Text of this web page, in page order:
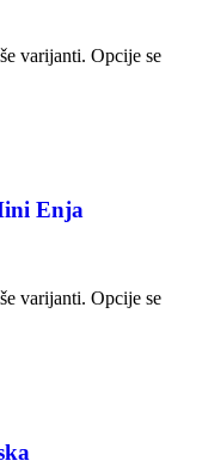
varijanti. Opcije se
Enja
varijanti. Opcije se